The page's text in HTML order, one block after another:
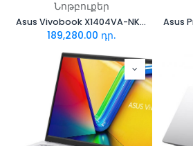
Նոթբուքեր
Asus Vivobook X1404VA-NK002W
189,280.00 դր.